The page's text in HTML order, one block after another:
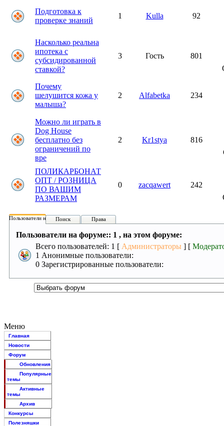
Подготовка к
проверке знаний
1 Kulla 92
Насколько реальна
ипотека с
субсидированной
ставкой?
3 Гость
801
Почему
шелушится кожа у
малыша?
2 Alfabetka 234
Можно ли играть в
Dog House
бесплатно без
ограничений по
вре
2 Kr1stya
816
ПОЛИКАРБОНАТ
ОПТ / РОЗНИЦА
ПО ВАШИМ
РАЗМЕРАМ
0 zacqawert
242
Пользователи на форуме:
Поиск Права
Пользователи на форуме:: 1 , на этом форуме:
Всего пользователей: 1 [ Администраторы ] [
1 Анонимные пользователи:
0 Зарегистрированные пользователи:
Меню
Главная
Новости
Форум
Обновления
Популярные
темы
Активные
темы
Архив
Конкурсы
Полезняшки